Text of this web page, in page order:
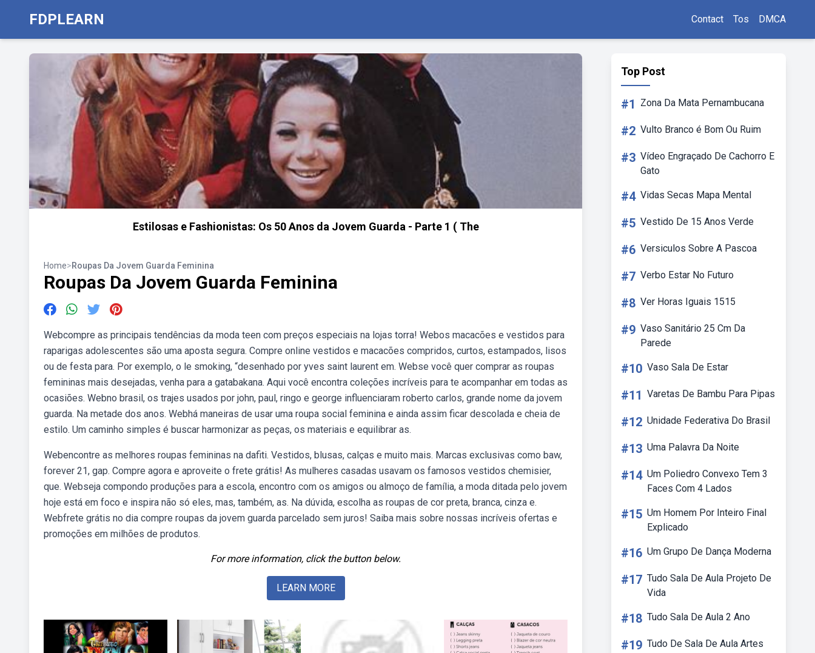
FDPLEARN Contact Tos DMCA
Estilosas e Fashionistas: Os 50 Anos da Jovem Guarda - Parte 1 ( The
Home>Roupas Da Jovem Guarda Feminina
Roupas Da Jovem Guarda Feminina
Webcompre as principais tendências da moda teen com preços especiais na lojas torra! Webos macacões e vestidos para
raparigas adolescentes são uma aposta segura. Compre online vestidos e macacões compridos, curtos, estampados, lisos
ou de festa para. Por exemplo, o le smoking, “desenhado por yves saint laurent em. Webse você quer comprar as roupas
femininas mais desejadas, venha para a gatabakana. Aqui você encontra coleções incríveis para te acompanhar em todas as
ocasiões. Webno brasil, os trajes usados por john, paul, ringo e george influenciaram roberto carlos, grande nome da jovem
guarda. Na metade dos anos. Webhá maneiras de usar uma roupa social feminina e ainda assim ficar descolada e cheia de
estilo. Um caminho simples é buscar harmonizar as peças, os materiais e equilibrar as.
Webencontre as melhores roupas femininas na dafiti. Vestidos, blusas, calças e muito mais. Marcas exclusivas como baw,
forever 21, gap. Compre agora e aproveite o frete grátis! As mulheres casadas usavam os famosos vestidos chemisier,
que. Webseja compondo produções para a escola, encontro com os amigos ou almoço de família, a moda ditada pelo jovem
hoje está em foco e inspira não só eles, mas, também, as. Na dúvida, escolha as roupas de cor preta, branca, cinza e.
Webfrete grátis no dia compre roupas da jovem guarda parcelado sem juros! Saiba mais sobre nossas incríveis ofertas e
promoções em milhões de produtos.
For more information, click the button below.
LEARN MORE
Top Post
#1 Zona Da Mata Pernambucana
#2 Vulto Branco é Bom Ou Ruim
#3 Vídeo Engraçado De Cachorro E
Gato
#4 Vidas Secas Mapa Mental
#5 Vestido De 15 Anos Verde
#6 Versiculos Sobre A Pascoa
#7 Verbo Estar No Futuro
#8 Ver Horas Iguais 1515
#9 Vaso Sanitário 25 Cm Da
Parede
#10 Vaso Sala De Estar
#11 Varetas De Bambu Para Pipas
#12 Unidade Federativa Do Brasil
#13 Uma Palavra Da Noite
#14 Um Poliedro Convexo Tem 3
Faces Com 4 Lados
#15 Um Homem Por Inteiro Final
Explicado
#16 Um Grupo De Dança Moderna
#17 Tudo Sala De Aula Projeto De
Vida
#18 Tudo Sala De Aula 2 Ano
#19 Tudo De Sala De Aula Artes